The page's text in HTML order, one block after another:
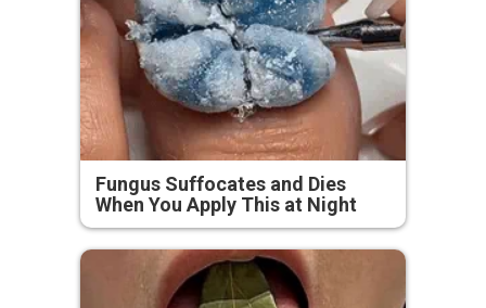
Fungus Suffocates and Dies
When You Apply This at Night